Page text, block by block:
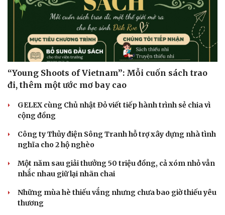
“Young Shoots of Vietnam”: Mỗi cuốn sách trao
đi, thêm một ước mơ bay cao
GELEX cùng Chủ nhật Đỏ viết tiếp hành trình sẻ chia vì
cộng đồng
Công ty Thủy điện Sông Tranh hỗ trợ xây dựng nhà tình
nghĩa cho 2 hộ nghèo
Một năm sau giải thưởng 50 triệu đồng, cả xóm nhỏ vẫn
nhắc nhau giữ lại nhãn chai
Những mùa hè thiếu vắng nhưng chưa bao giờ thiếu yêu
thương